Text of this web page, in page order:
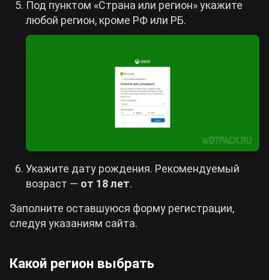
Под пунктом «Страна или регион» укажите
любой регион, кроме РФ или РБ.
Укажите дату рождения. Рекомендуемый
возраст — от 18 лет.
Заполните оставшуюся форму регистрации,
следуя указаниям сайта.
Какой регион выбрать